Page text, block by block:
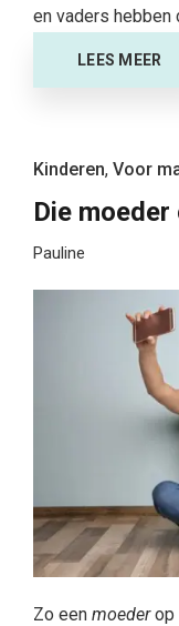
en vaders hebben
LEES MEER
Kinderen, Voor
Die
Pauline
Zo een moederop